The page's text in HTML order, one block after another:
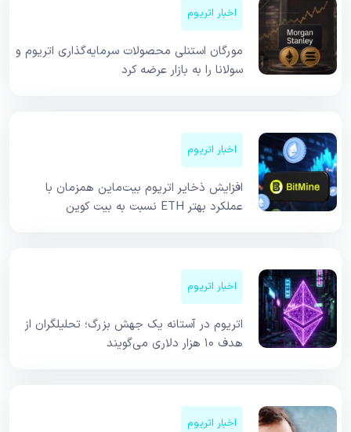
اخبار اتریوم
مورگان استنلی محصولات سرمایه‌گذاری اتریوم و
سولانا را به بازار عرضه کرد
اخبار اتریوم
افزایش ذخایر اتریوم بیت‌ماین همزمان با
عملکرد بهتر ETH نسبت به بیت کوین
اخبار اتریوم
اتریوم در آستانه یک جهش بزرگ؛ تحلیلگران از
هدف ۱۰ هزار دلاری می‌گویند
اخبار اتریوم